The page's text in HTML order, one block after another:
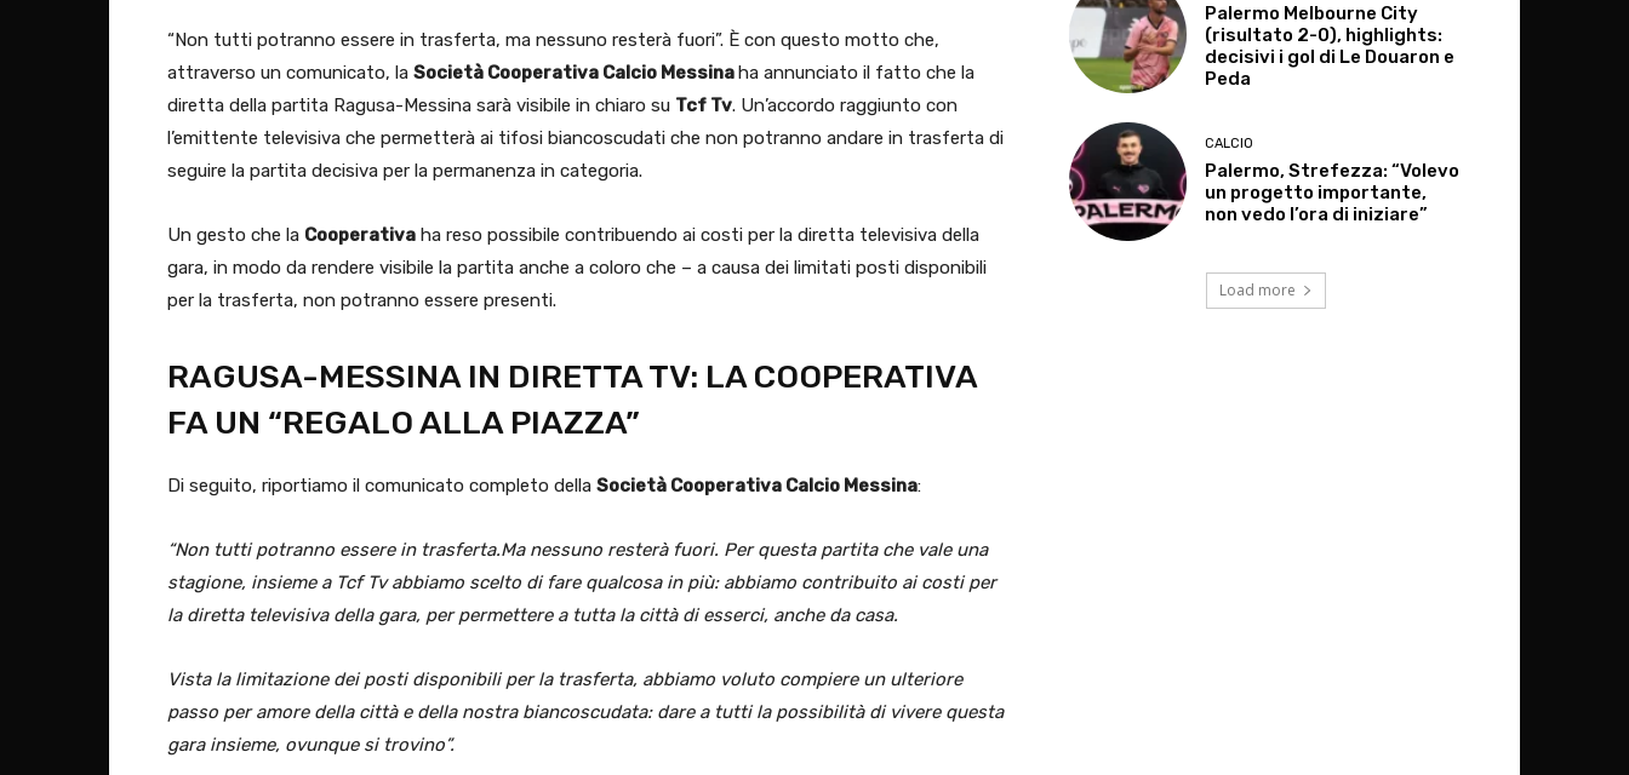
“Non tutti potranno essere in trasferta, ma nessuno resterà fuori”. È con questo motto che,
attraverso un comunicato, la Società Cooperativa Calcio Messinaha annunciato il fatto che la
diretta della partita Ragusa-Messina sarà visibile in chiaro su Tcf Tv. Un’accordo raggiunto con
l’emittente televisiva che permetterà ai tifosi biancoscudati che non potranno andare in trasferta di
seguire la partita decisiva per la permanenza in categoria.
Un gesto che la Cooperativa ha reso possibile contribuendo ai costi per la diretta televisiva della
gara, in modo da rendere visibile la partita anche a coloro che – a causa dei limitati posti disponibili
per la trasferta, non potranno essere presenti.
RAGUSA-MESSINA IN DIRETTA TV: LA COOPERATIVA
FA UN “REGALO ALLA PIAZZA”
Di seguito, riportiamo il comunicato completo della Società Cooperativa Calcio Messina:
“Non tutti potranno essere in trasferta.Ma nessuno resterà fuori. Per questa partita che vale una
stagione, insieme a Tcf Tv abbiamo scelto di fare qualcosa in più: abbiamo contribuito ai costi per
la diretta televisiva della gara, per permettere a tutta la città di esserci, anche da casa.
Vista la limitazione dei posti disponibili per la trasferta, abbiamo voluto compiere un ulteriore
passo per amore della città e della nostra biancoscudata: dare a tutti la possibilità di vivere questa
gara insieme, ovunque si trovino”.
Palermo Melbourne City
(risultato 2-0), highlights:
decisivi i gol di Le Douaron e
Peda
CALCIO
Palermo, Strefezza: “Volevo
un progetto importante,
non vedo l’ora di iniziare”
Load more